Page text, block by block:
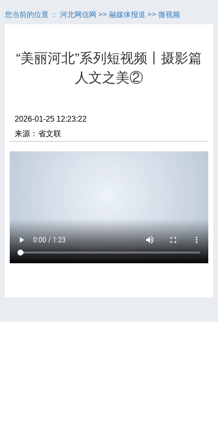
您当前的位置 ： 河北网信网 >> 融媒体报道 >> 微视频
“美丽河北”系列短视频丨摄影篇
人文之美②
2026-01-25 12:23:22
来源：省文联